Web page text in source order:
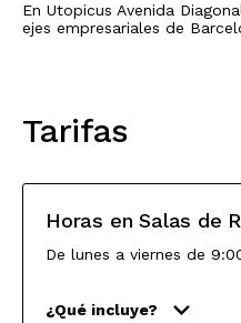
En Utopicus Avenida
ejes empresariales de
Tarifas
Horas en Salas de
De lunes a viernes de
¿Qué incluye?